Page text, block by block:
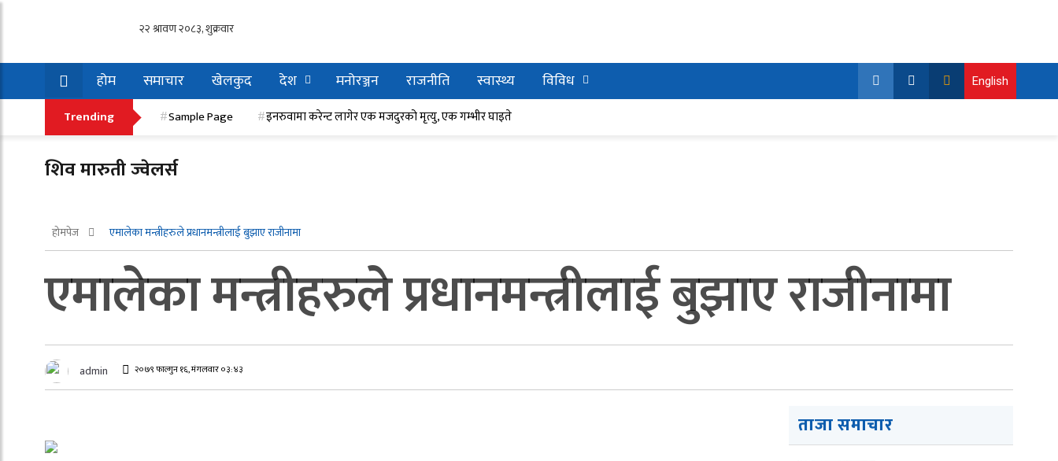
होम समाचार खेलकुद देश मनोरञ्जन राजनीति स्वास्थ्य
विविध
इनरुवामा करेन्ट लागेर एक मजदुरको मृत्यु, एक गम्भीर घाइते
English
Trending Sample Page इनरुवामा करेन्ट लागेर एक मजदुरको मृत्यु, एक गम्भीर घाइते
शिव मारुती ज्वेलर्स
होमपेज एमालेका मन्त्रीहरुले प्रधानमन्त्रीलाई बुझाए राजीनामा
एमालेका मन्त्रीहरुले प्रधानमन्त्रीलाई बुझाए राजीनामा
admin २०७९ फाल्गुन १६, मंगलवार ०३:४३
ताजा समाचार